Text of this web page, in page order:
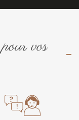
vos